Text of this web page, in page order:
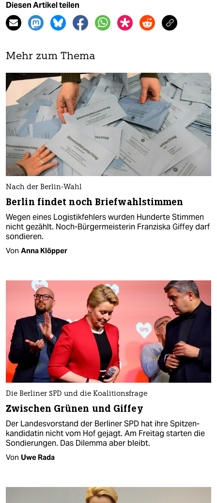
Diesen Artikel teilen
Mehr zum Thema
Nach der Berlin-Wahl
Berlin findet noch Briefwahlstimmen
Wegen eines Logistikfehlers wurden Hunderte Stimmen
nicht gezählt. Noch-Bürgermeisterin Franziska Giffey darf
sondieren.
Von Anna Klöpper
Die Berliner SPD und die Koalitionsfrage
Zwischen Grünen und Giffey
Der Landesvorstand der Berliner SPD hat ihre Spitzen­
kandidatin nicht vom Hof gejagt. Am Freitag starten die
Sondierungen. Das Dilemma aber bleibt.
Von Uwe Rada